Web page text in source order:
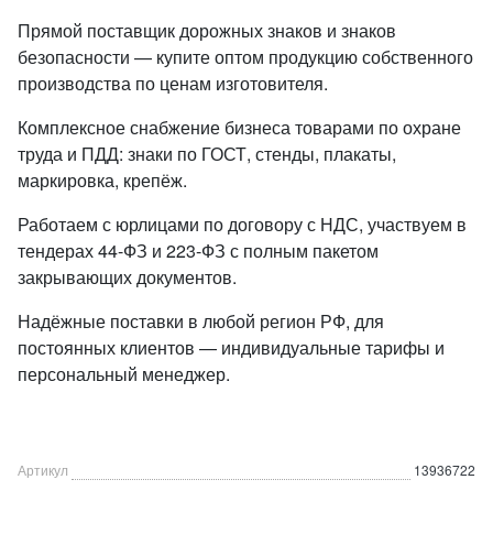
Прямой поставщик дорожных знаков и знаков
безопасности — купите оптом продукцию собственного
производства по ценам изготовителя.
Комплексное снабжение бизнеса товарами по охране
труда и ПДД: знаки по ГОСТ, стенды, плакаты,
маркировка, крепёж.
Работаем с юрлицами по договору с НДС, участвуем в
тендерах 44-ФЗ и 223-ФЗ с полным пакетом
закрывающих документов.
Надёжные поставки в любой регион РФ, для
постоянных клиентов — индивидуальные тарифы и
персональный менеджер.
Артикул 13936722